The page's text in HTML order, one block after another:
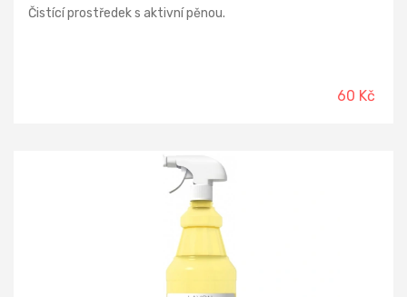
Čistící prostředek s aktivní pěnou.
60 Kč